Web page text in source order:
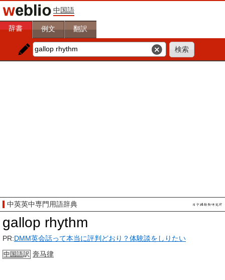
中国語
辞書 例文 翻訳
中英英中専門用語辞典
gallop rhythm
PR:DMM英会話って本当に評判どおり？体験談をしりたい
中国語訳 奔马律